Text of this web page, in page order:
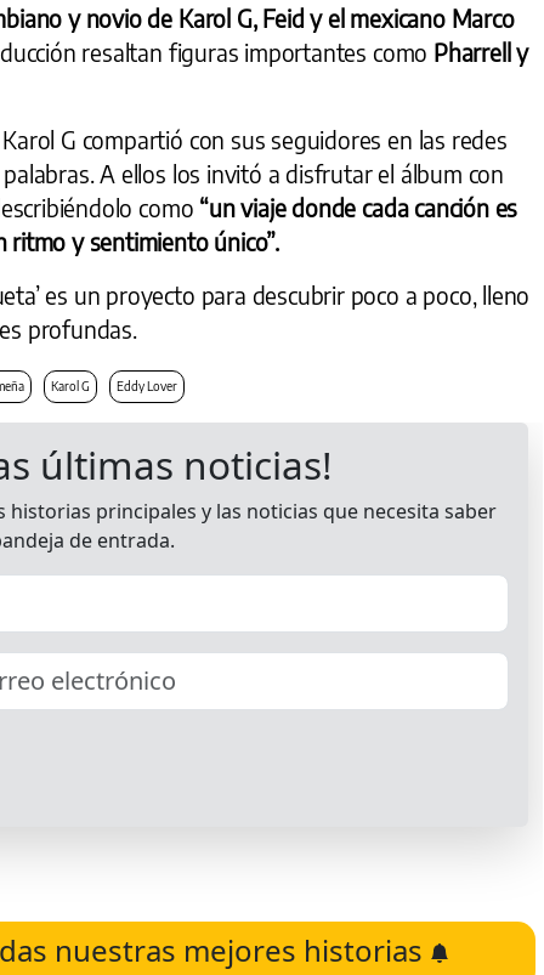
y novio de Karol G, Feid y el mexicano Marco
resaltan figuras importantes como Pharrell y
G compartió con sus seguidores en las redes
A ellos los invitó a disfrutar el álbum con
como “un viaje donde cada canción es
y sentimiento único”.
es un proyecto para descubrir poco a poco, lleno
profundas.
Karol G Eddy Lover
nuestras mejores historias